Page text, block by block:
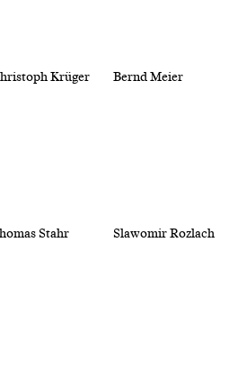
Krüger Bernd Meier
Stahr Slawomir Rozlach